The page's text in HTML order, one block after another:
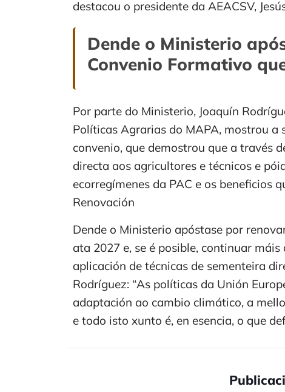
destacou o presidente da AEACSV,
Dende o Ministerio
Convenio Formativo
Por parte do Ministerio, Joaquín
Políticas Agrarias do MAPA, mostrou a
convenio, que demostrou que a través
directa aos agricultores e técnicos e
ecorregímenes da PAC e os beneficios
Renovación
Dende o Ministerio apóstase por
ata 2027 e, se é posible, continuar
aplicación de técnicas de sementeira
Rodríguez: “As políticas da Unión
adaptación ao cambio climático, a
e todo isto xunto é, en esencia, o que